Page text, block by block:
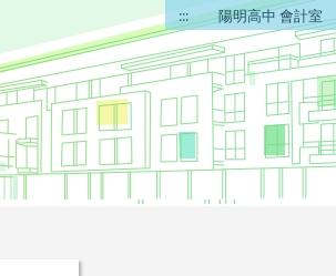
::: 陽明高中 會計室